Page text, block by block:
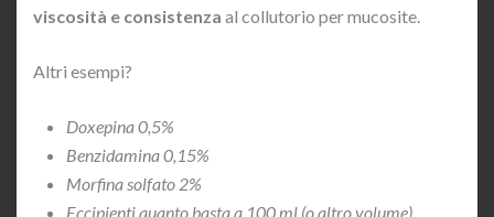
viscosità e consistenza al collutorio per mucosite.
Altri esempi?
Doxepina 0,5%
Benzidamina 0,15%
Morfina solfato 2%
Eccipienti quanto basta a 100 ml (o altro volume)